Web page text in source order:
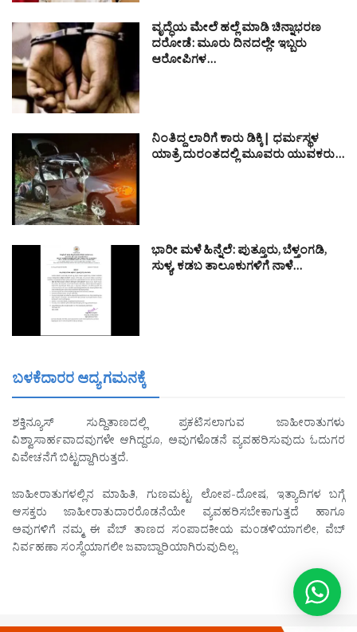
ವೃದ್ಧೆಯ ಮೇಲೆ ಹಲ್ಲೆ ಮಾಡಿ ಚಿನ್ನಾಭರಣ
ದರೋಡೆ: ಮೂರು ದಿನದಲ್ಲೇ ಇಬ್ಬರು
ಆರೋಪಿಗಳ…
ನಿಂತಿದ್ದ ಲಾರಿಗೆ ಕಾರು ಡಿಕ್ಕಿ| ಧರ್ಮಸ್ಥಳ
ಯಾತ್ರೆ ದುರಂತದಲ್ಲಿ ಮೂವರು ಯುವಕರು…
ಭಾರೀ ಮಳೆ ಹಿನ್ನೆಲೆ: ಪುತ್ತೂರು, ಬೆಳ್ತಂಗಡಿ,
ಸುಳ್ಯ, ಕಡಬ ತಾಲೂಕುಗಳಿಗೆ ನಾಳೆ…
ಬಳಕೆದಾರರ ಆದ್ಯ ಗಮನಕ್ಕೆ
ಶಕ್ತಿನ್ಯೂಸ್ ಸುದ್ದಿತಾಣದಲ್ಲಿ ಪ್ರಕಟಿಸಲಾಗುವ ಜಾಹೀರಾತುಗಳು
ವಿಶ್ವಾಸಾರ್ಹವಾದವುಗಳೇ ಆಗಿದ್ದರೂ, ಅವುಗಳೊಡನೆ ವ್ಯವಹರಿಸುವುದು ಓದುಗರ
ವಿವೇಚನೆಗೆ ಬಿಟ್ಟದ್ದಾಗಿರುತ್ತದೆ.
ಜಾಹೀರಾತುಗಳಲ್ಲಿನ ಮಾಹಿತಿ, ಗುಣಮಟ್ಟ, ಲೋಪ-ದೋಷ, ಇತ್ಯಾದಿಗಳ ಬಗ್ಗೆ
ಆಸಕ್ತರು ಜಾಹೀರಾತುದಾರರೊಡನೆಯೇ ವ್ಯವಹರಿಸಬೇಕಾಗುತ್ತದೆ ಹಾಗೂ
ಅವುಗಳಿಗೆ ನಮ್ಮ ಈ ವೆಬ್ ತಾಣದ ಸಂಪಾದಕೀಯ ಮಂಡಳಿಯಾಗಲೀ, ವೆಬ್
ನಿರ್ವಹಣಾ ಸಂಸ್ಥೆಯಾಗಲೀ ಜವಾಬ್ದಾರಿಯಾಗಿರುವುದಿಲ್ಲ.